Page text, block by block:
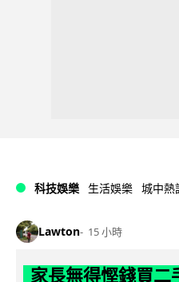
科技娛樂 生活娛樂 城中熱
Lawton 15 小時
家長無得慳錢買二